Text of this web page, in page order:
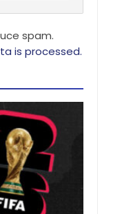
spam.
is processed.